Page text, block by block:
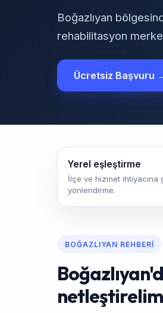
Boğazlıyan
rehabilitasyon
Ücretsiz Başvuru
Yerel eşleştirme
İlçe ve hizmet ihtiyacına
yönlendirme.
BOĞAZLIYAN REHBERI
netleştirelim